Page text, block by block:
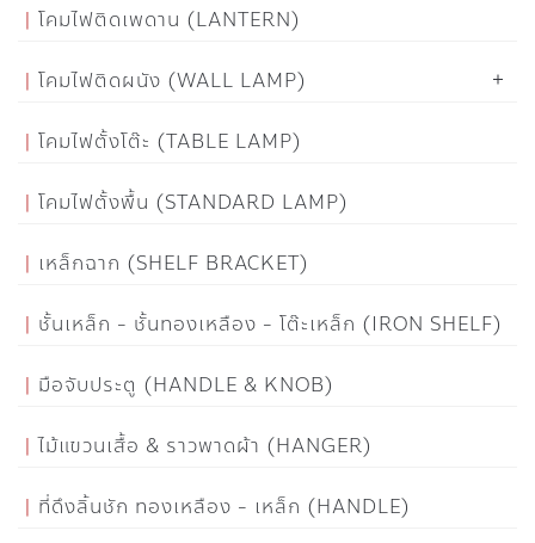
โคมไฟติดเพดาน (LANTERN)
โคมไฟติดผนัง (WALL LAMP)
โคมไฟตั้งโต๊ะ (TABLE LAMP)
โคมไฟตั้งพื้น (STANDARD LAMP)
เหล็กฉาก (SHELF BRACKET)
ชั้นเหล็ก - ชั้นทองเหลือง - โต๊ะเหล็ก (IRON SHELF)
มือจับประตู (HANDLE & KNOB)
ไม้แขวนเสื้อ & ราวพาดผ้า (HANGER)
ที่ดึงลิ้นชัก ทองเหลือง - เหล็ก (HANDLE)